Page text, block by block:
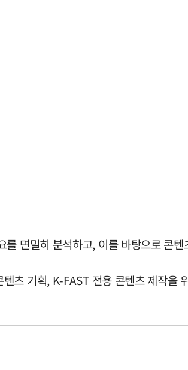
면밀히 분석하고, 이를 바탕으로 콘
츠 기획, K-FAST 전용 콘텐츠 제작을